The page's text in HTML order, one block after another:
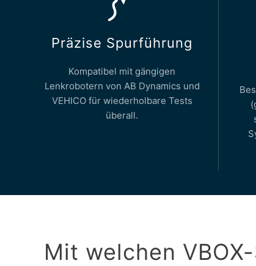
Präzise Spurführung
Kompatibel mit gängigen
Lenkrobotern von AB Dynamics und
VEHICO für wiederholbare Tests
überall.
Mit welchen